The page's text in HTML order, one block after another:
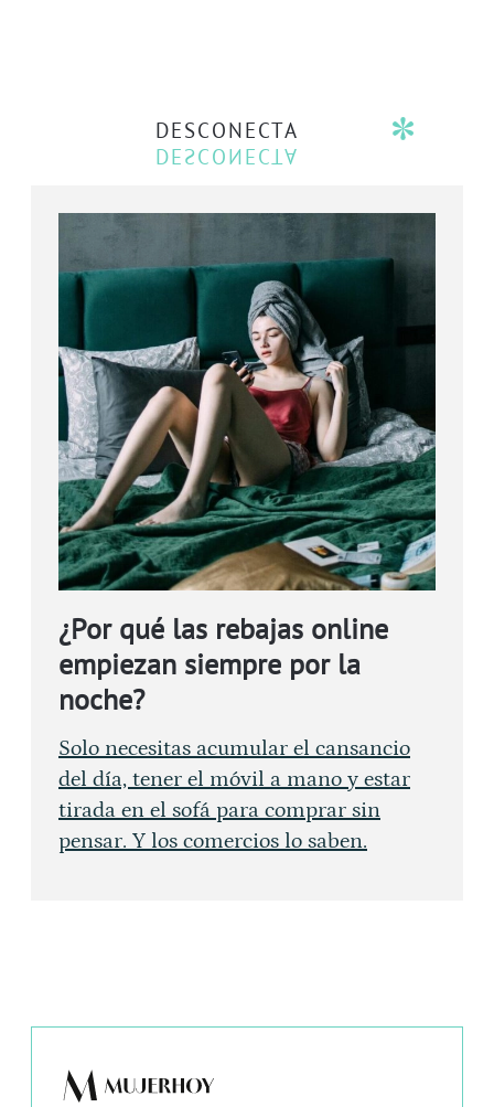
DESCONECTA
¿Por qué las rebajas online
empiezan siempre por la
noche?
Solo necesitas acumular el cansancio
del día, tener el móvil a mano y estar
tirada en el sofá para comprar sin
pensar. Y los comercios lo saben.